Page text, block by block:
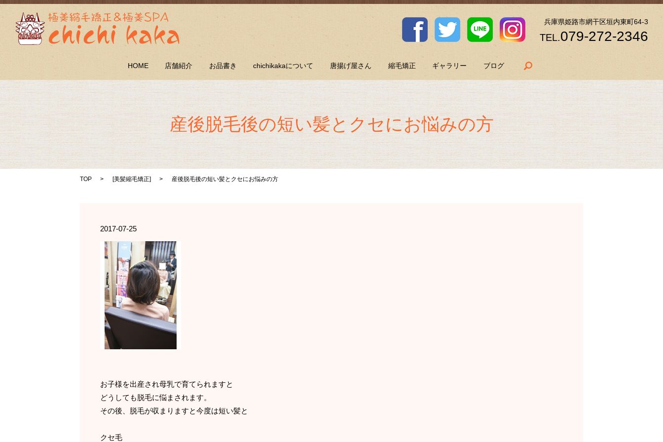
兵庫県姫路市網干区垣内東町64-3
TEL.079-272-2346
HOME 店舗紹介 お品書き chichikakaについて 唐揚げ屋さん 縮毛矯正 ギャラリー ブログ
産後脱毛後の短い髪とクセにお悩みの方
TOP [美髪縮毛矯正] 産後脱毛後の短い髪とクセにお悩みの方
2017-07-25
お子様を出産され母乳で育てられますと
どうしても脱毛に悩まされます。
その後、脱毛が収まりますと今度は短い髪と
クセ毛